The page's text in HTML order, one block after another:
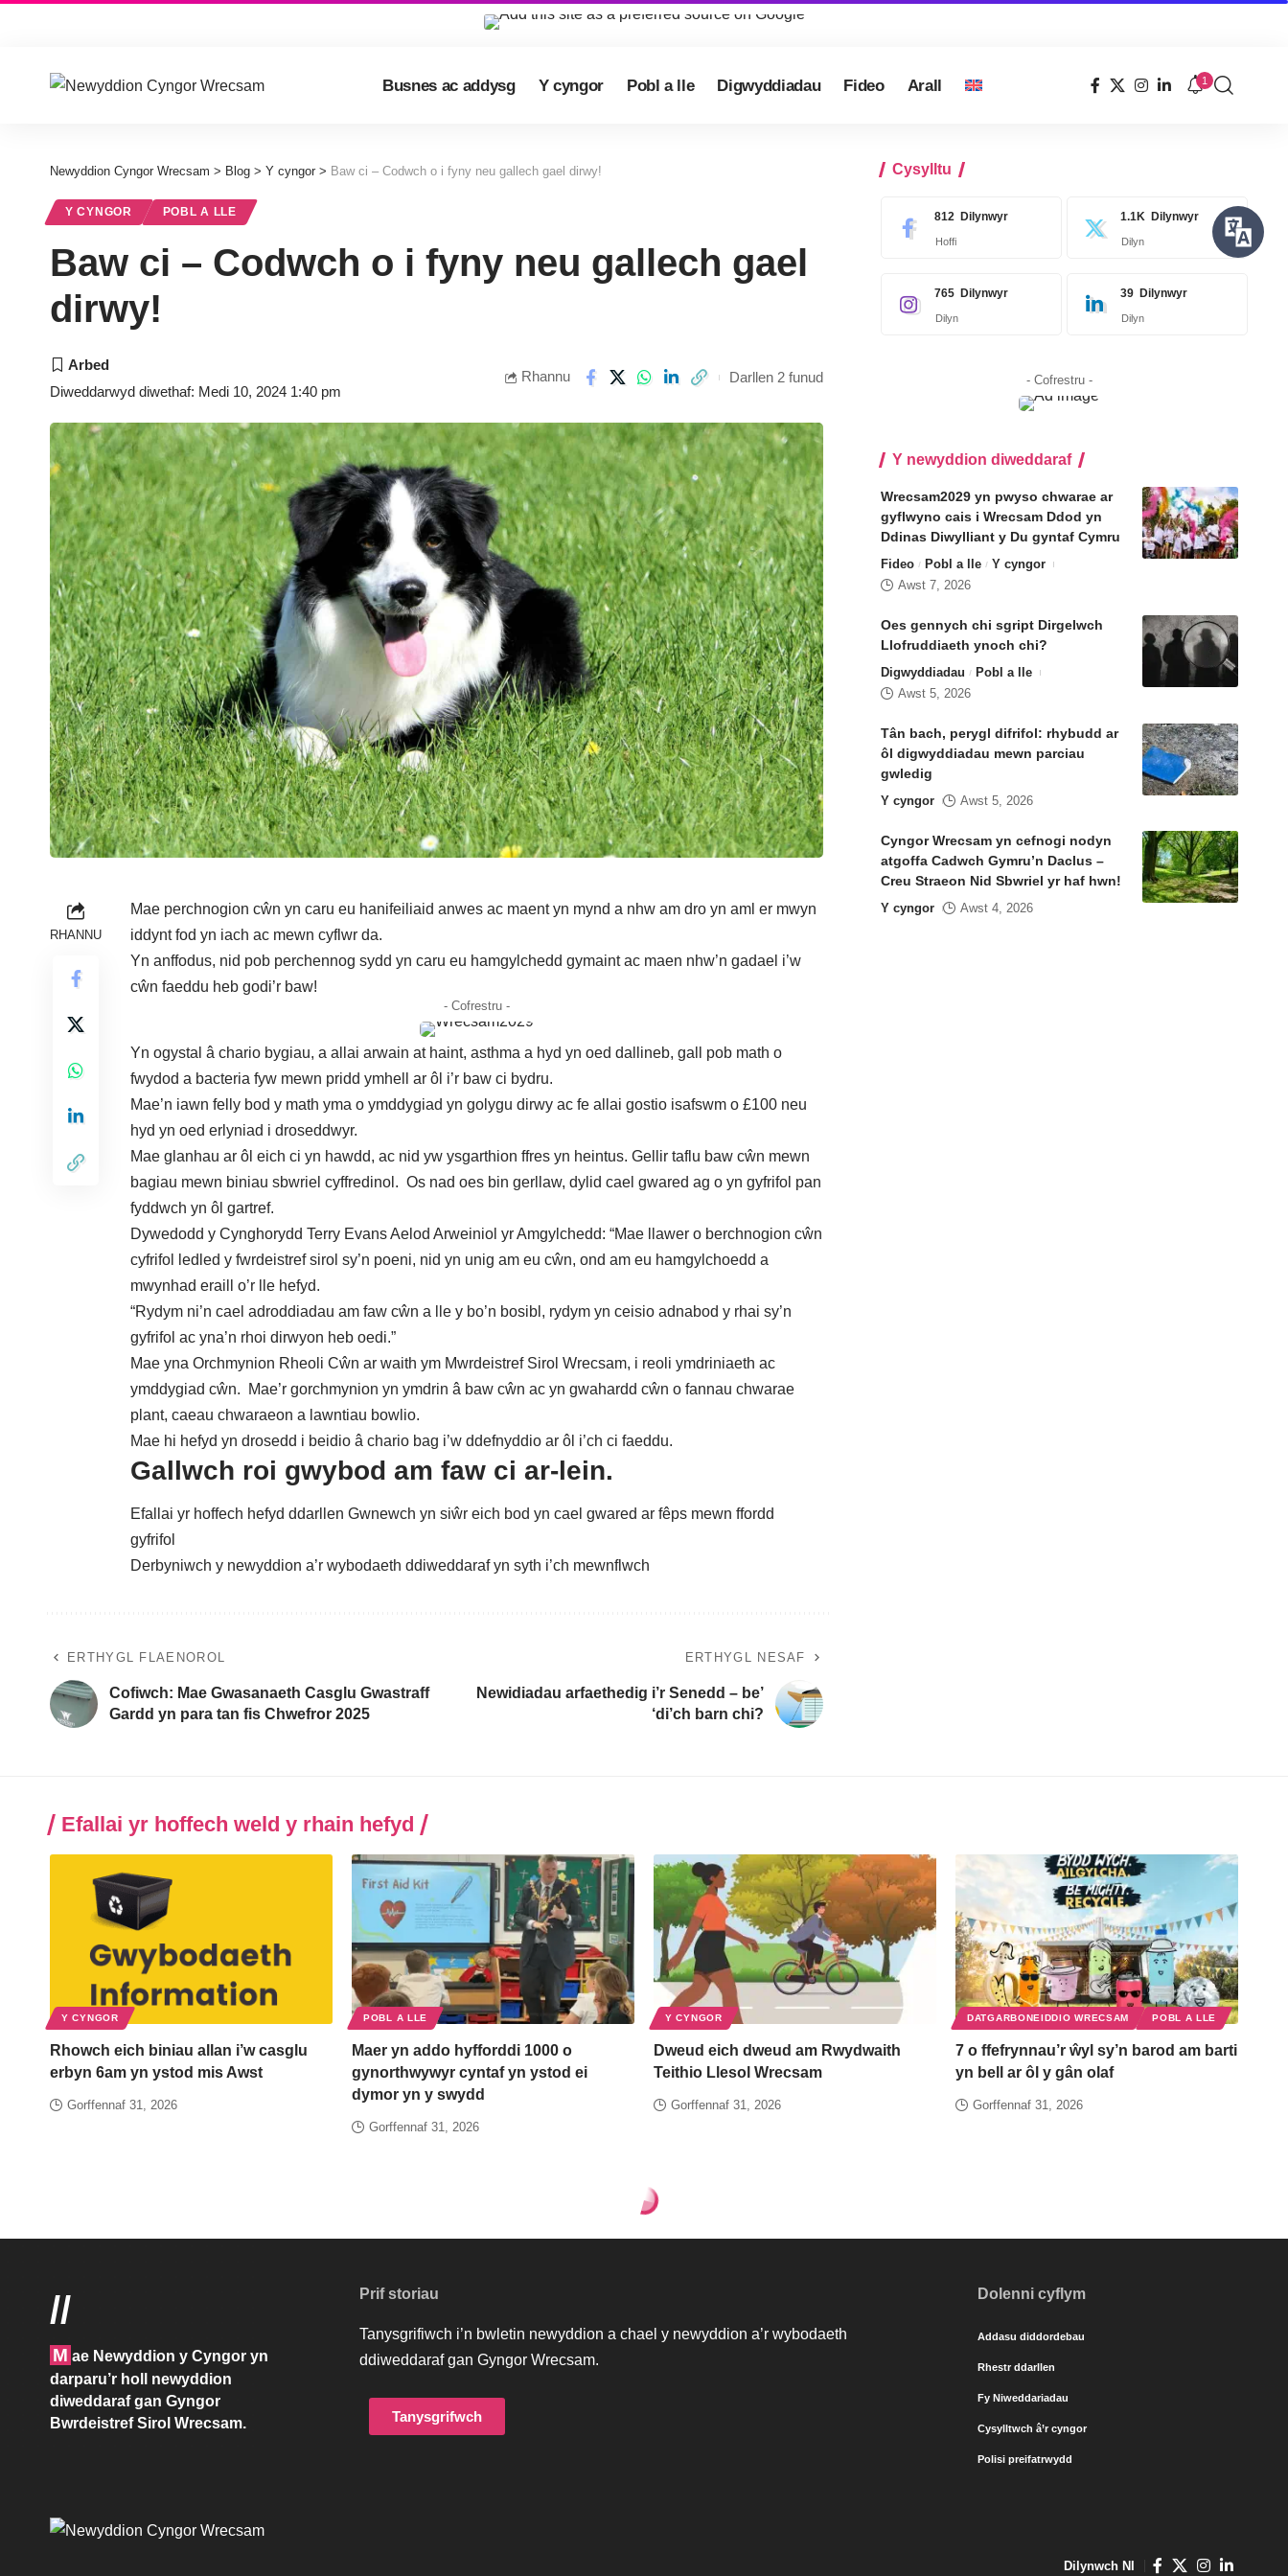
Busnes ac addysg Y cyngor Pobl a lle Digwyddiadau Fideo Arall 1
Newyddion Cyngor Wrecsam > Blog > Y cyngor > Baw ci – Codwch o i fyny neu gallech gael dirwy!
Y CYNGOR POBL A LLE
Baw ci – Codwch o i fyny neu gallech gael
dirwy!
Diweddarwyd diwethaf: Medi 10, 2024 1:40 pm
Rhannu Darllen 2 funud
RHANNU
Mae perchnogion cŵn yn caru eu hanifeiliaid anwes ac maent yn mynd a nhw am dro yn aml er mwyn
iddynt fod yn iach ac mewn cyflwr da.
Yn anffodus, nid pob perchennog sydd yn caru eu hamgylchedd gymaint ac maen nhw’n gadael i’w
cŵn faeddu heb godi’r baw!
- Cofrestru -
Yn ogystal â chario bygiau, a allai arwain at haint, asthma a hyd yn oed dallineb, gall pob math o
fwydod a bacteria fyw mewn pridd ymhell ar ôl i’r baw ci bydru.
Mae’n iawn felly bod y math yma o ymddygiad yn golygu dirwy ac fe allai gostio isafswm o £100 neu
hyd yn oed erlyniad i droseddwyr.
Mae glanhau ar ôl eich ci yn hawdd, ac nid yw ysgarthion ffres yn heintus. Gellir taflu baw cŵn mewn
bagiau mewn biniau sbwriel cyffredinol. Os nad oes bin gerllaw, dylid cael gwared ag o yn gyfrifol pan
fyddwch yn ôl gartref.
Dywedodd y Cynghorydd Terry Evans Aelod Arweiniol yr Amgylchedd: “Mae llawer o berchnogion cŵn
cyfrifol ledled y fwrdeistref sirol sy’n poeni, nid yn unig am eu cŵn, ond am eu hamgylchoedd a
mwynhad eraill o’r lle hefyd.
“Rydym ni’n cael adroddiadau am faw cŵn a lle y bo’n bosibl, rydym yn ceisio adnabod y rhai sy’n
gyfrifol ac yna’n rhoi dirwyon heb oedi.”
Mae yna Orchmynion Rheoli Cŵn ar waith ym Mwrdeistref Sirol Wrecsam, i reoli ymdriniaeth ac
ymddygiad cŵn. Mae’r gorchmynion yn ymdrin â baw cŵn ac yn gwahardd cŵn o fannau chwarae
plant, caeau chwaraeon a lawntiau bowlio.
Mae hi hefyd yn drosedd i beidio â chario bag i’w ddefnyddio ar ôl i’ch ci faeddu.
Gallwch roi gwybod am faw ci ar-lein.
Efallai yr hoffech hefyd ddarllen Gwnewch yn siŵr eich bod yn cael gwared ar fêps mewn ffordd
gyfrifol
Derbyniwch y newyddion a’r wybodaeth ddiweddaraf yn syth i’ch mewnflwch
ERTHYGL FLAENOROL
Cofiwch: Mae Gwasanaeth Casglu Gwastraff
Gardd yn para tan fis Chwefror 2025
ERTHYGL NESAF
Newidiadau arfaethedig i’r Senedd – be’
‘di’ch barn chi?
Cysylltu
812 Dilynwyr
Hoffi
1.1K Dilynwyr
Dilyn
765 Dilynwyr
Dilyn
39 Dilynwyr
Dilyn
- Cofrestru -
Y newyddion diweddaraf
Wrecsam2029 yn pwyso chwarae ar
gyflwyno cais i Wrecsam Ddod yn
Ddinas Diwylliant y Du gyntaf Cymru
Fideo Pobl a lle
Y cyngor
Awst 7, 2026
Oes gennych chi sgript Dirgelwch
Llofruddiaeth ynoch chi?
Digwyddiadau
Pobl a lle
Awst 5, 2026
Tân bach, perygl difrifol: rhybudd ar
ôl digwyddiadau mewn parciau
gwledig
Y cyngor Awst 5, 2026
Cyngor Wrecsam yn cefnogi nodyn
atgoffa Cadwch Gymru’n Daclus –
Creu Straeon Nid Sbwriel yr haf hwn!
Y cyngor Awst 4, 2026
Efallai yr hoffech weld y rhain hefyd
Y CYNGOR
Rhowch eich biniau allan i’w casglu
erbyn 6am yn ystod mis Awst
Gorffennaf 31, 2026
POBL A LLE
Maer yn addo hyfforddi 1000 o
gynorthwywyr cyntaf yn ystod ei
dymor yn y swydd
Gorffennaf 31, 2026
Y CYNGOR
Dweud eich dweud am Rwydwaith
Teithio Llesol Wrecsam
Gorffennaf 31, 2026
DATGARBONEIDDIO WRECSAM POBL A LLE
7 o ffefrynnau’r ŵyl sy’n barod am barti
yn bell ar ôl y gân olaf
Gorffennaf 31, 2026
//
M ae Newyddion y Cyngor yn
darparu’r holl newyddion
diweddaraf gan Gyngor
Bwrdeistref Sirol Wrecsam.
Prif storiau
Tanysgrifiwch i’n bwletin newyddion a chael y newyddion a’r wybodaeth
ddiweddaraf gan Gyngor Wrecsam.
Tanysgrifwch
Dolenni cyflym
Addasu diddordebau
Rhestr ddarllen
Fy Niweddariadau
Cysylltwch â’r cyngor
Polisi preifatrwydd
Dilynwch NI